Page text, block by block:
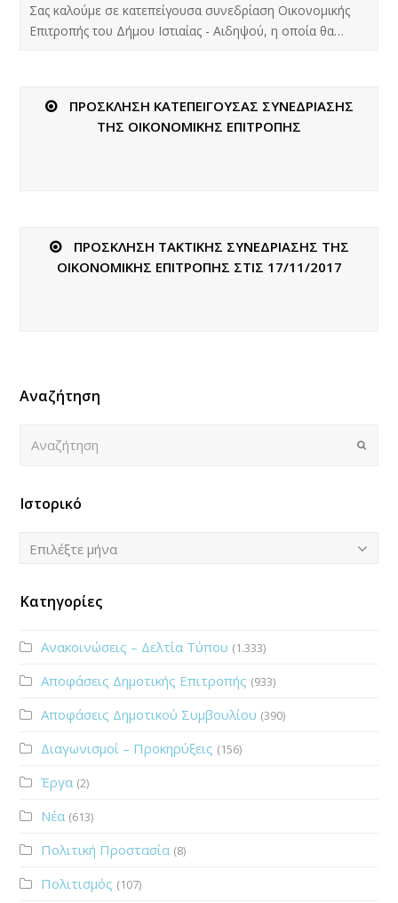
Σας καλούμε σε κατεπείγουσα συνεδρίαση Οικονομικής
Επιτροπής του Δήμου Ιστιαίας - Αιδηψού, η οποία θα…
ΠΡΟΣΚΛΗΣΗ ΚΑΤΕΠΕΙΓΟΥΣΑΣ ΣΥΝΕΔΡΙΑΣΗΣ
ΤΗΣ ΟΙΚΟΝΟΜΙΚΗΣ ΕΠΙΤΡΟΠΗΣ
ΠΡΟΣΚΛΗΣΗ ΤΑΚΤΙΚΗΣ ΣΥΝΕΔΡΙΑΣΗΣ ΤΗΣ
ΟΙΚΟΝΟΜΙΚΗΣ ΕΠΙΤΡΟΠΗΣ ΣΤΙΣ 17/11/2017
Αναζήτηση
Submit
Ιστορικό
Ιστορικό
Επιλέξτε μήνα
Κατηγορίες
Ανακοινώσεις – Δελτία Τύπου (1.333)
Αποφάσεις Δημοτικής Επιτροπής (933)
Αποφάσεις Δημοτικού Συμβουλίου (390)
Διαγωνισμοί – Προκηρύξεις (156)
Έργα (2)
Νέα (613)
Πολιτική Προστασία (8)
Πολιτισμός (107)